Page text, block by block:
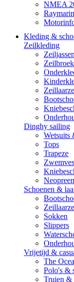
NMEA
Kleding &
Zeilkleding
Zeiljassen
Dinghy sailing
Wetsuits
Tops
Trapeze
Schoenen &
Sokken
Slippers
Vrijetijd &
The
Polo's &
Truien &